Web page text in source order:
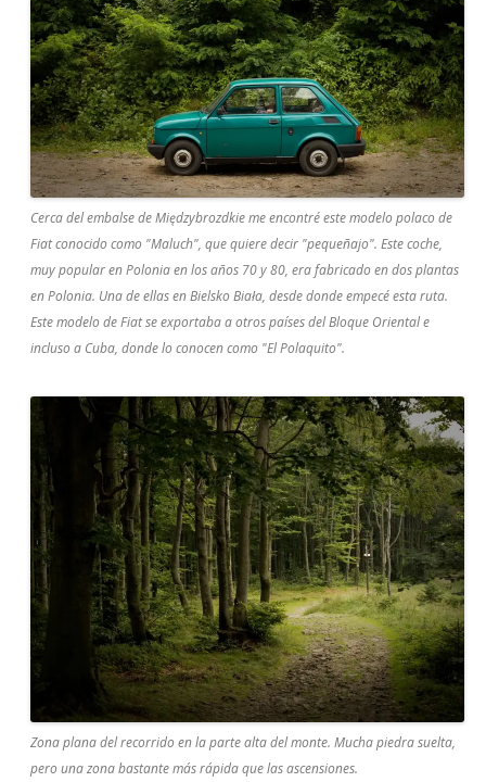
Cerca del embalse de Międzybrozdkie me encontré este modelo polaco de
Fiat conocido como "Maluch", que quiere decir "pequeñajo". Este coche,
muy popular en Polonia en los años 70 y 80, era fabricado en dos plantas
en Polonia. Una de ellas en Bielsko Biała, desde donde empecé esta ruta.
Este modelo de Fiat se exportaba a otros países del Bloque Oriental e
incluso a Cuba, donde lo conocen como "El Polaquito".
Zona plana del recorrido en la parte alta del monte. Mucha piedra suelta,
pero una zona bastante más rápida que las ascensiones.